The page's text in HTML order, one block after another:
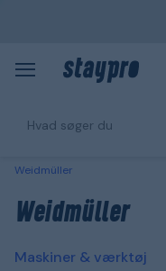
Weidmüller
Weidmüller
Maskiner & værktøj